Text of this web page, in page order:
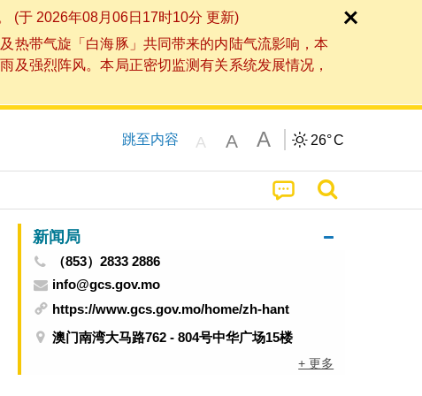
(于 2026年08月06日17时10分 更新)
热带气旋「白海豚」共同带来的内陆气流影响，本
及强烈阵风。本局正密切监测有关系统发展情况，
跳至内容 A A A 26°C
新闻局
（853）2833 2886
info@gcs.gov.mo
https://www.gcs.gov.mo/home/zh-hant
澳门南湾大马路762 - 804号中华广场15楼
+ 更多